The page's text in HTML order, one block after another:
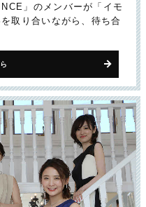
」のメンバーが「イモ
取り合いながら、待ち合